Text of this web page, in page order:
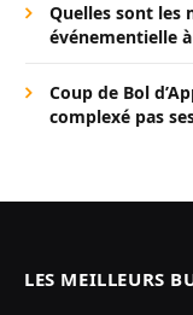
Quelles sont les
événementielle
Coup de Bol
complexé pas
LES MEILLEURS